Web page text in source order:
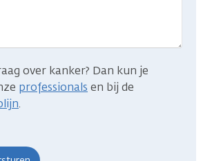
over kanker? Dan kun je
professionals en bij de
.